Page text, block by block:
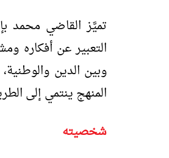
تميَّز القاضي محمد
التعبير عن أفكاره
وبين الدين
المنهج ينتمي إلى
شخصيته